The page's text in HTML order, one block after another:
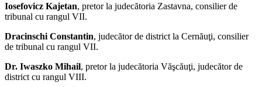
Iosefovicz Kajetan, pretor la judecătoria Zastavna, consilier de
tribunal cu rangul VII.
Dracinschi Constantin, judecător de district la Cernăuţi, consilier
de tribunal cu rangul VII.
Dr. Iwaszko Mihail, pretor la judecătoria Văşcăuţi, judecător de
district cu rangul VIII.